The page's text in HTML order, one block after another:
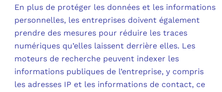
En plus de protéger les données et les informations
personnelles, les entreprises doivent également
prendre des mesures pour réduire les traces
numériques qu’elles laissent derrière elles. Les
moteurs de recherche peuvent indexer les
informations publiques de l’entreprise, y compris
les adresses IP et les informations de contact, ce